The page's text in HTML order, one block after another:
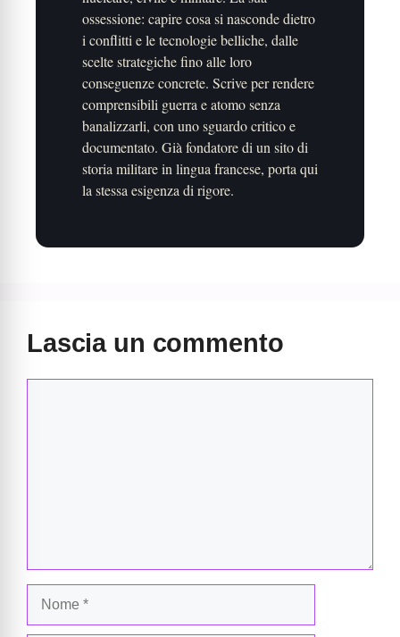
ossessione: capire cosa si nasconde dietro
i conflitti e le tecnologie belliche, dalle
scelte strategiche fino alle loro
conseguenze concrete. Scrive per rendere
comprensibili guerra e atomo senza
banalizzarli, con uno sguardo critico e
documentato. Già fondatore di un sito di
storia militare in lingua francese, porta qui
la stessa esigenza di rigore.
Lascia un commento